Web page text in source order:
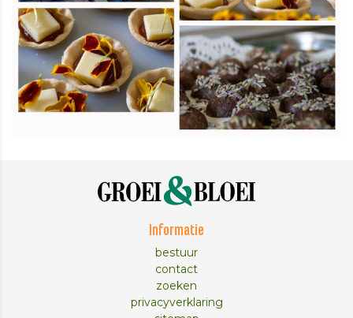
Informatie
bestuur
contact
zoeken
privacyverklaring